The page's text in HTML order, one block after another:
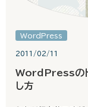
WordPress
2011/02/11
WordPressのド
し方